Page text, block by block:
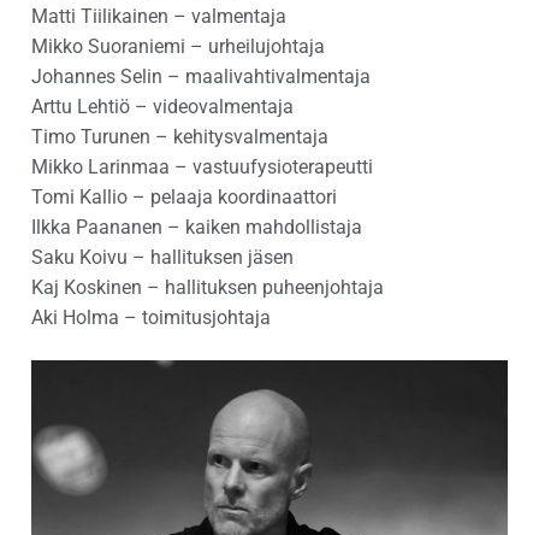
Matti Tiilikainen – valmentaja
Mikko Suoraniemi – urheilujohtaja
Johannes Selin – maalivahtivalmentaja
Arttu Lehtiö – videovalmentaja
Timo Turunen – kehitysvalmentaja
Mikko Larinmaa – vastuufysioterapeutti
Tomi Kallio – pelaaja koordinaattori
Ilkka Paananen – kaiken mahdollistaja
Saku Koivu – hallituksen jäsen
Kaj Koskinen – hallituksen puheenjohtaja
Aki Holma – toimitusjohtaja